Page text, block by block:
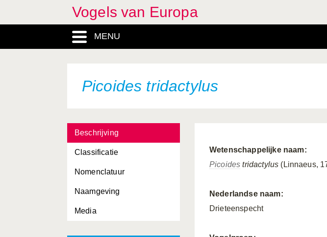
Vogels van Europa
MENU
Picoides tridactylus
Beschrijving
Classificatie
Nomenclatuur
Naamgeving
Media
Wetenschappelijke naam:
Picoides tridactylus (Linnaeus,
Nederlandse naam:
Drieteenspecht